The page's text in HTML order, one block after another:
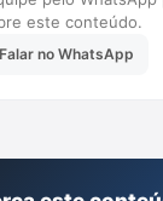
este conteúdo.
Falar no WhatsApp